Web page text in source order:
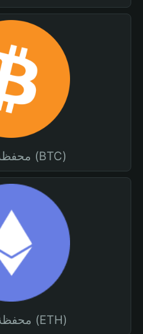
محفظة بيتكوين (BTC)
محفظة إيثيريوم (ETH)